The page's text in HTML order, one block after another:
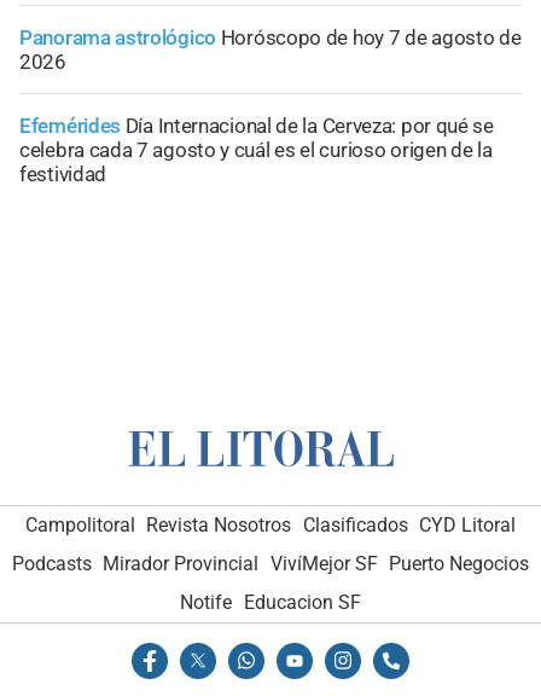
Panorama astrológico Horóscopo de hoy 7 de agosto de
2026
Efemérides Día Internacional de la Cerveza: por qué se
celebra cada 7 agosto y cuál es el curioso origen de la
festividad
Campolitoral Revista Nosotros Clasificados CYD Litoral
Podcasts Mirador Provincial VivíMejor SF Puerto Negocios
Notife Educacion SF